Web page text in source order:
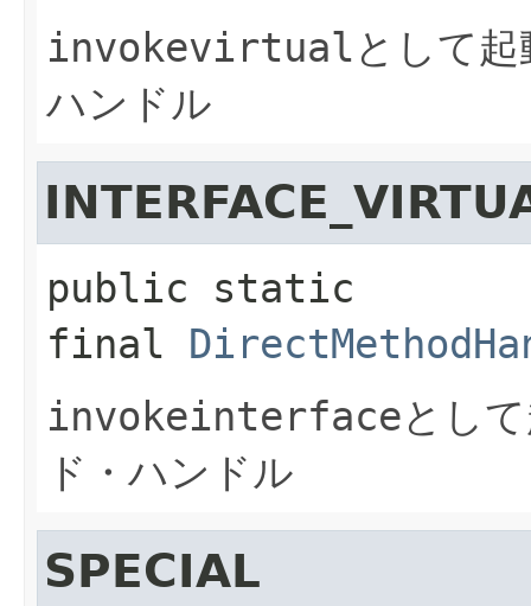
invokevirtual として
ハンドル
public static
final
invokeinterfaceとし
ド・ハンドル
SPECIAL